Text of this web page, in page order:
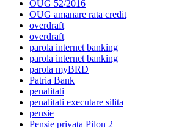
OUG 52/2016
OUG amanare rata credit
overdraft
overdraft
parola internet banking
parola internet banking
parola myBRD
Patria Bank
penalitati
penalitati executare silita
pensie
Pensie privata Pilon 2